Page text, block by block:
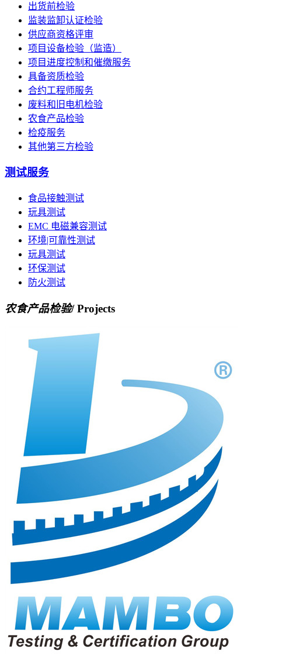
出货前检验
监装监卸认证检验
供应商资格评审
项目设备检验（监造）
项目进度控制和催缴服务
具备资质检验
合约工程师服务
废料和旧电机检验
农食产品检验
检疫服务
其他第三方检验
测试服务
食品接触测试
玩具测试
EMC 电磁兼容测试
环境|可靠性测试
玩具测试
环保测试
防火测试
农食产品检验/ Projects